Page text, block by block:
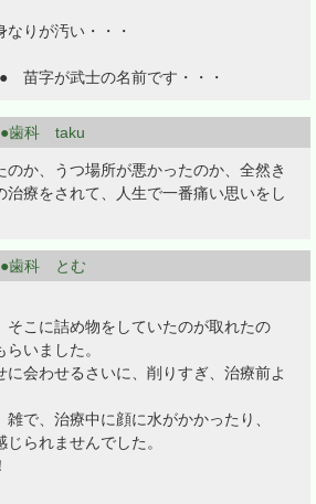
りが汚い・・・
苗字が武士の名前です・・・
歯科 taku
のか、うつ場所が悪かったのか、全然き
治療をされて、人生で一番痛い思いをし
歯科 とむ
そこに詰め物をしていたのが取れたの
いました。
会わせるさいに、削りすぎ、治療前よ
で、治療中に顔に水がかかったり、
られませんでした。